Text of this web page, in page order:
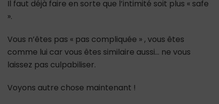
Il faut déjà faire en sorte que l’intimité soit plus « safe
».
Vous n’êtes pas « pas compliquée » , vous êtes
comme lui car vous êtes similaire aussi… ne vous
laissez pas culpabiliser.
Voyons autre chose maintenant !